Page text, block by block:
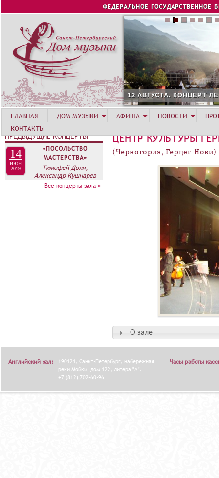
Jump to navigation
ФЕДЕРАЛЬНОЕ ГОСУДАРСТВЕННОЕ
12 АВГУСТА. КОНЦЕРТ
ЦЕНТР КУЛЬТУРЫ
(Черногория, Герцег-Нови)
О зале
ГЛАВНАЯ ДОМ МУЗЫКИ АФИША НОВОСТИ
КОНТАКТЫ
ПРЕДЫДУЩИЕ КОНЦЕРТЫ
14
ИЮН
2019
«ПОСОЛЬСТВО
МАСТЕРСТВА»
Тимофей Доля,
Александр Кушнарев
Все концерты зала »
Английский зал:
190121, Санкт-Петербург, набережная
реки Мойки, дом 122, литера "А".
+7 (812) 702-60-96
Часы работы